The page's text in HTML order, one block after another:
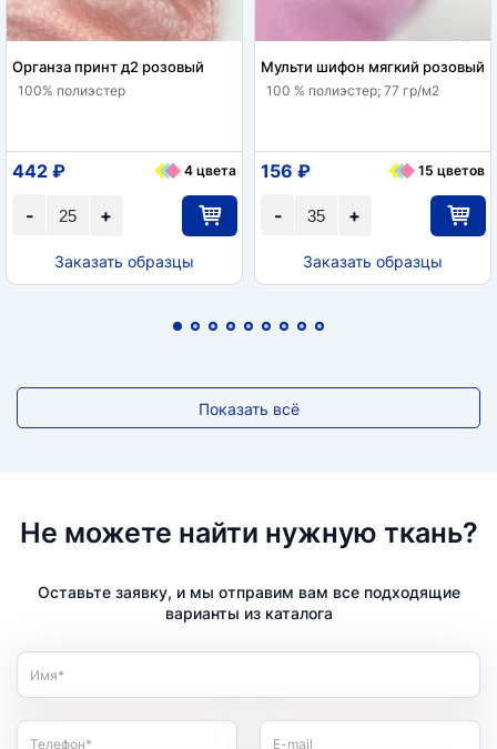
Органза принт д2 розовый
100% полиэстер
+
-
442 ₽ 4 цвета
Заказать образцы
Мульти шифон мягкий розовый
100 % полиэстер; 77 гр/м2
+
-
156 ₽ 15 цветов
Заказать образцы
Показать всё
Не можете найти нужную ткань?
Оставьте заявку, и мы отправим вам все подходящие
варианты из каталога
Имя*
Телефон* E-mail